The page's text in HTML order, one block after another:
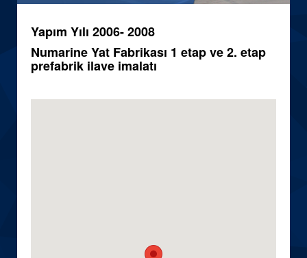
Yapım Yılı 2006- 2008
Numarine Yat Fabrikası 1 etap ve 2. etap
prefabrik ilave imalatı